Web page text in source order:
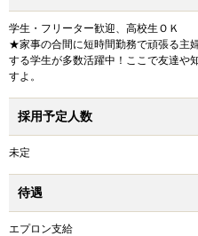
学生・フリーター歓迎、高校生ＯＫ
★家事の合間に短時間勤務で頑張る主
する学生が多数活躍中！ここで友達や
すよ。
採用予定人数
未定
待遇
エプロン支給